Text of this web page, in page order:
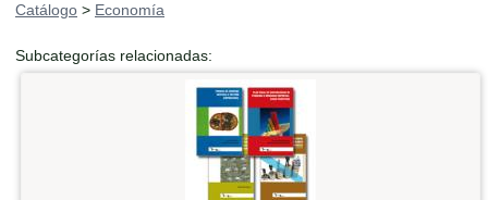
Catálogo > Economía
Subcategorías relacionadas: